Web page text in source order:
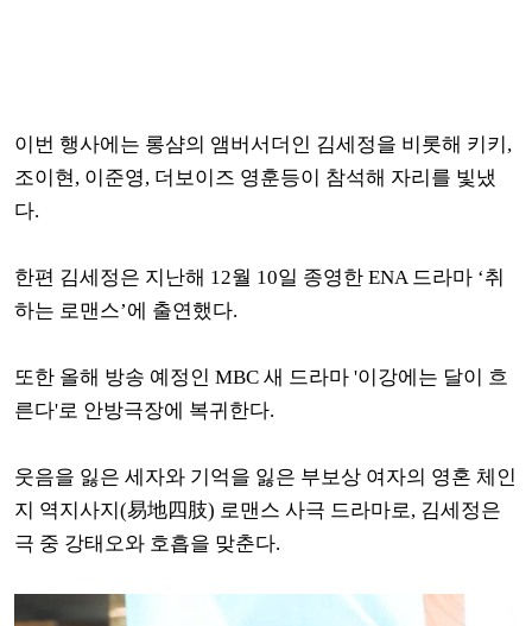
이번 행사에는 롱샴의 앰버서더인 김세정을 비롯해 키키,
조이현, 이준영, 더보이즈 영훈등이 참석해 자리를 빛냈
다.
한편 김세정은 지난해 12월 10일 종영한 ENA 드라마 ‘취
하는 로맨스’에 출연했다.
또한 올해 방송 예정인 MBC 새 드라마 '이강에는 달이 흐
른다'로 안방극장에 복귀한다.
웃음을 잃은 세자와 기억을 잃은 부보상 여자의 영혼 체인
지 역지사지(易地四肢) 로맨스 사극 드라마로, 김세정은
극 중 강태오와 호흡을 맞춘다.